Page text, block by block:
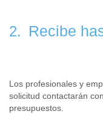
2. Recibe
Los profesionales y
solicitud contactarán
presupuestos.